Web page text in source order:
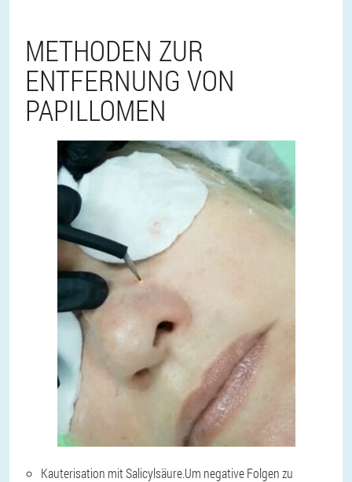
METHODEN ZUR
ENTFERNUNG VON
PAPILLOMEN
Kauterisation mit Salicylsäure.Um negative Folgen zu